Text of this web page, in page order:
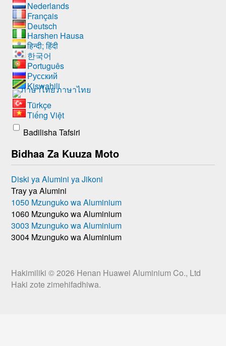
Nederlands
Français
Deutsch
Harshen Hausa
हिन्दी; हिंदी
한국어
Português
Русский
Kiswahiliภาษาไทย
Türkçe
Tiếng Việt
Badilisha Tafsiri
Bidhaa Za Kuuza Moto
Diski ya Alumini ya Jikoni
Tray ya Alumini
1050 Mzunguko wa Aluminium
1060 Mzunguko wa Aluminium
3003 Mzunguko wa Aluminium
3004 Mzunguko wa Aluminium
Hakimiliki © 2026 Henan Huawei Aluminium Co., Ltd
Haki zote zimehifadhiwa.